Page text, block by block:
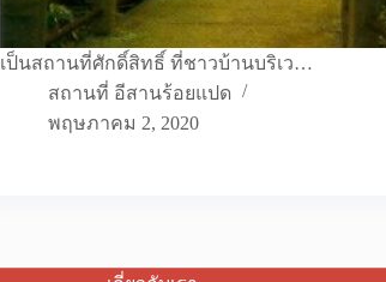
เป็นสถานที่ศักดิ์สิทธิ์ ที่ชาวบ้านบริเว…
สถานที่ อีสานร้อยแปด
พฤษภาคม 2, 2020